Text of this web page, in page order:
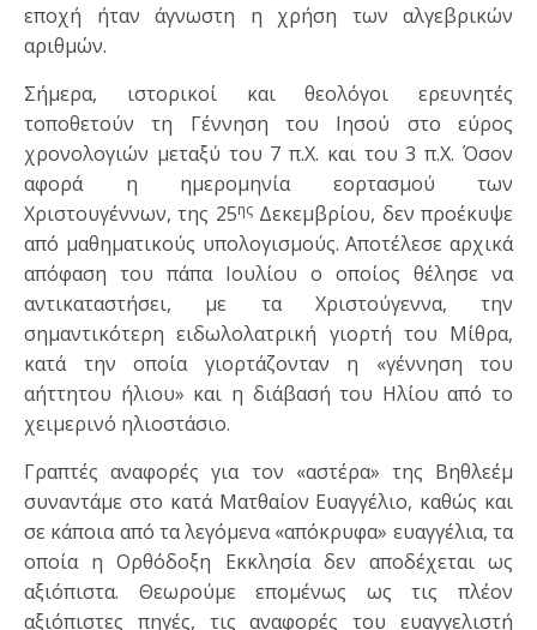
εποχή ήταν άγνωστη η χρήση των αλγεβρικών
αριθμών.
Σήμερα, ιστορικοί και θεολόγοι ερευνητές
τοποθετούν τη Γέννηση του Ιησού στο εύρος
χρονολογιών μεταξύ του 7 π.Χ. και του 3 π.Χ. Όσον
αφορά η ημερομηνία εορτασμού των
Χριστουγέννων, της 25ηςΔεκεμβρίου, δεν προέκυψε
από μαθηματικούς υπολογισμούς. Αποτέλεσε αρχικά
απόφαση του πάπα Ιουλίου ο οποίος θέλησε να
αντικαταστήσει, με τα Χριστούγεννα, την
σημαντικότερη ειδωλολατρική γιορτή του Μίθρα,
κατά την οποία γιορτάζονταν η «γέννηση του
αήττητου ήλιου» και η διάβασή του Ηλίου από το
χειμερινό ηλιοστάσιο.
Γραπτές αναφορές για τον «αστέρα» της Βηθλεέμ
συναντάμε στο κατά Ματθαίον Ευαγγέλιο, καθώς και
σε κάποια από τα λεγόμενα «απόκρυφα» ευαγγέλια, τα
οποία η Ορθόδοξη Εκκλησία δεν αποδέχεται ως
αξιόπιστα. Θεωρούμε επομένως ως τις πλέον
αξιόπιστες πηγές, τις αναφορές του ευαγγελιστή